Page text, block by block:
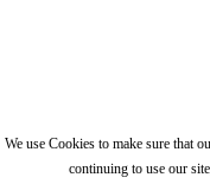
We use Cookies to make sure that
continuing to use our